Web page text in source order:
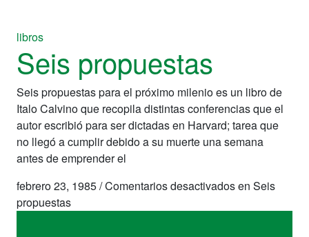
libros
Seis propuestas
Seis propuestas para el próximo milenio es un libro de
Italo Calvino que recopila distintas conferencias que el
autor escribió para ser dictadas en Harvard; tarea que
no llegó a cumplir debido a su muerte una semana
antes de emprender el
febrero 23, 1985/Comentarios desactivadosen Seis
propuestas